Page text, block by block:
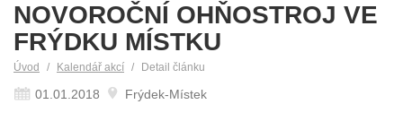
NOVOROČNÍ OHŇOSTROJ VE
FRÝDKU MÍSTKU
Úvod Kalendář akcí Detail článku
01.01.2018
Frýdek-Místek